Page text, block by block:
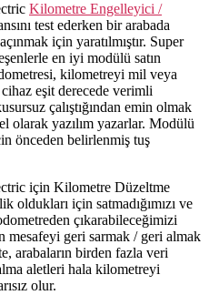
Kilometre Engelleyici /
test ederken bir arabada
için yaratılmıştır. Super
en iyi modülü satın
kilometreyi mil veya
eşit derecede verimli
çalıştığından emin olmak
olarak yazılım yazarlar. Modülü
önceden belirlenmiş tuş
için Kilometre Düzeltme
oldukları için satmadığımızı ve
çıkarabileceğimizi
mesafeyi geri sarmak / geri almak
arabaların birden fazla veri
aletleri hala kilometreyi
olur.